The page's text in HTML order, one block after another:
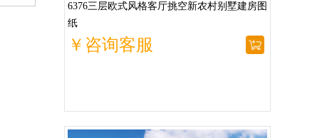
6376三层欧式风格客厅挑空新农村别墅建房图
纸
￥咨询客服